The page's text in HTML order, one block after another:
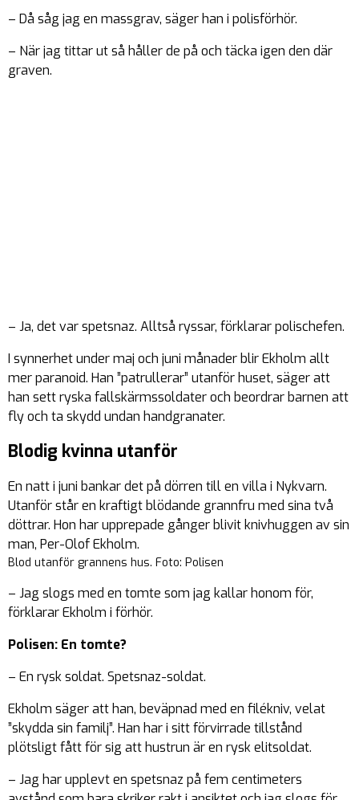
– Då såg jag en massgrav, säger han i polisförhör.
– När jag tittar ut så håller de på och täcka igen den där
graven.
– Ja, det var spetsnaz. Alltså ryssar, förklarar polischefen.
I synnerhet under maj och juni månader blir Ekholm allt
mer paranoid. Han ”patrullerar” utanför huset, säger att
han sett ryska fallskärmssoldater och beordrar barnen att
fly och ta skydd undan handgranater.
Blodig kvinna utanför
En natt i juni bankar det på dörren till en villa i Nykvarn.
Utanför står en kraftigt blödande grannfru med sina två
döttrar. Hon har upprepade gånger blivit knivhuggen av sin
man, Per-Olof Ekholm.
Blod utanför grannens hus. Foto: Polisen
– Jag slogs med en tomte som jag kallar honom för,
förklarar Ekholm i förhör.
Polisen: En tomte?
– En rysk soldat. Spetsnaz-soldat.
Ekholm säger att han, beväpnad med en filékniv, velat
”skydda sin familj”. Han har i sitt förvirrade tillstånd
plötsligt fått för sig att hustrun är en rysk elitsoldat.
– Jag har upplevt en spetsnaz på fem centimeters